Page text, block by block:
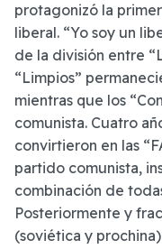
protagonizó la
liberal. “Yo soy un
de la división entre
“Limpios”
mientras que los
comunista. Cuatro
convirtieron en las
partido comunista,
combinación de
Posteriormente y
(soviética y